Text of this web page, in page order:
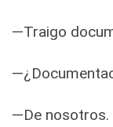
—Traigo
—De nosotros.